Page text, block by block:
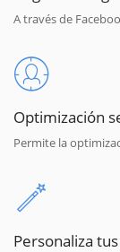
A través de
Optimización
Permite la
Personaliza